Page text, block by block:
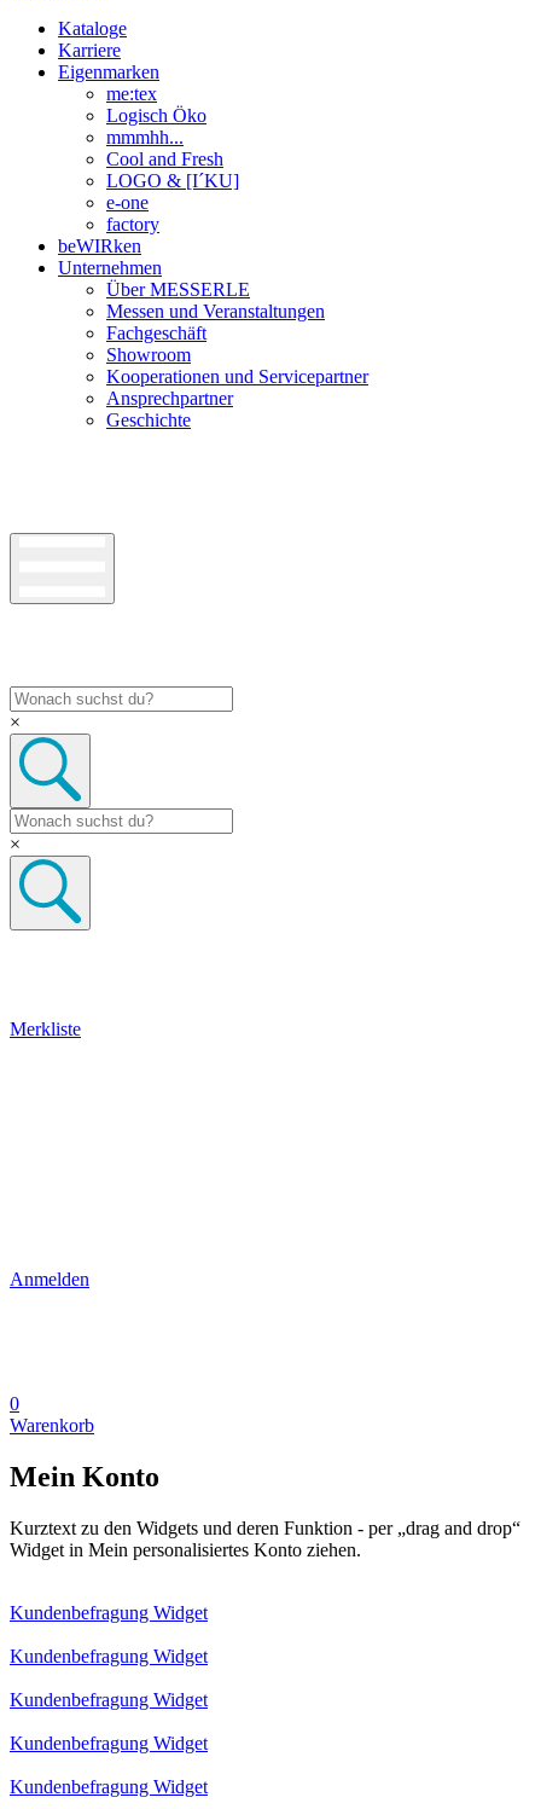
Kataloge
Karriere
Eigenmarken
me:tex
Logisch Öko
mmmhh...
Cool and Fresh
LOGO & [I´KU]
e-one
factory
beWIRken
Unternehmen
Über MESSERLE
Messen und Veranstaltungen
Fachgeschäft
Showroom
Kooperationen und Servicepartner
Ansprechpartner
Geschichte
×
×
Merkliste
Anmelden
0
Warenkorb
Mein Konto
Kurztext zu den Widgets und deren Funktion - per „drag and drop“
Widget in Mein personalisiertes Konto ziehen.
Kundenbefragung Widget
Kundenbefragung Widget
Kundenbefragung Widget
Kundenbefragung Widget
Kundenbefragung Widget